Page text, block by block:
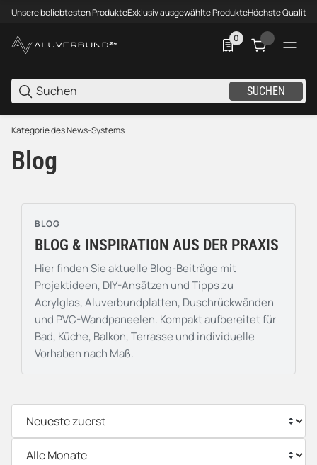
Unsere beliebtesten ProdukteExklusiv ausgewählte ProdukteHöchste Qualität
SUCHEN
0
0 Produkte in der
Kategorie des News-Systems
Blog
BLOG
BLOG & INSPIRATION AUS DER PRAXIS
Hier finden Sie aktuelle Blog-Beiträge mit
Projektideen, DIY-Ansätzen und Tipps zu
Acrylglas, Aluverbundplatten, Duschrückwänden
und PVC-Wandpaneelen. Kompakt aufbereitet für
Bad, Küche, Balkon, Terrasse und individuelle
Vorhaben nach Maß.